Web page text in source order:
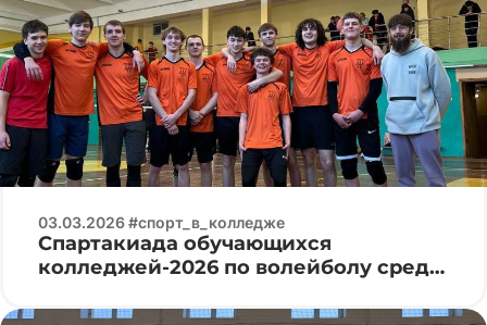
03.03.2026 #спорт_в_колледже
Спартакиада обучающихся
колледжей-2026 по волейболу среди